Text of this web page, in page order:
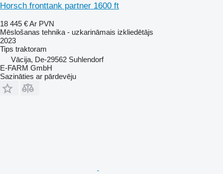
Horsch fronttank partner 1600 ft
18 445 €Ar PVN
Mēslošanas tehnika - uzkarināmais izkliedētājs
2023
Tips traktoram
Vācija, De-29562 Suhlendorf
E-FARM GmbH
Sazināties ar pārdevēju